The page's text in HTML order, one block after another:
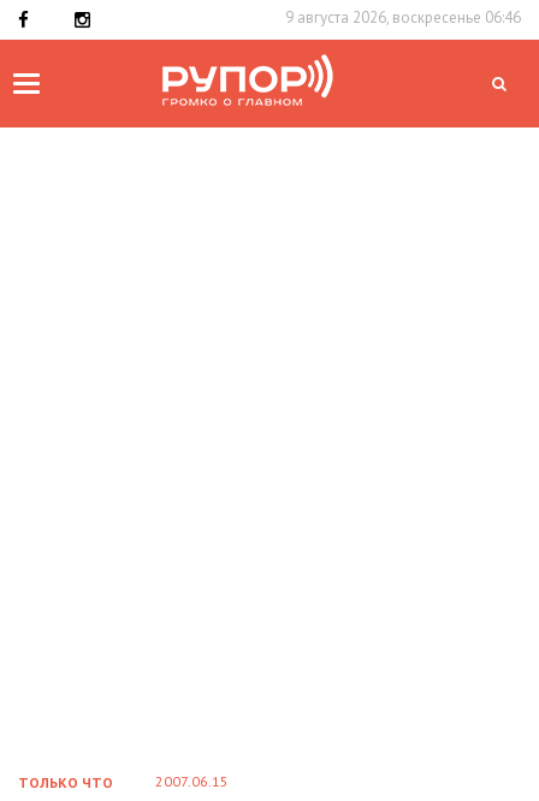
9 августа 2026, воскресенье 06:46
Toggle
ТОЛЬКО ЧТО 2007.06.15